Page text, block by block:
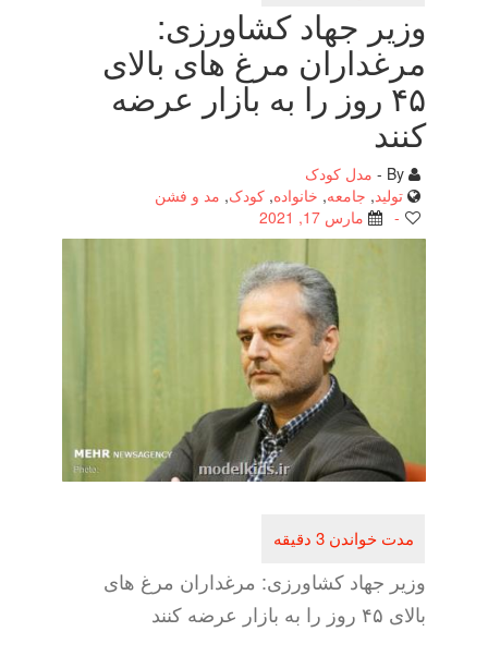
وزیر جهاد كشاورزی:
مرغداران مرغ های بالای
۴۵ روز را به بازار عرضه
مدل کودک
جامعه,خانواده, کودک,مد و فشن
مارس 17, 2021
وزیر جهاد كشاورزی: مرغداران مرغ های